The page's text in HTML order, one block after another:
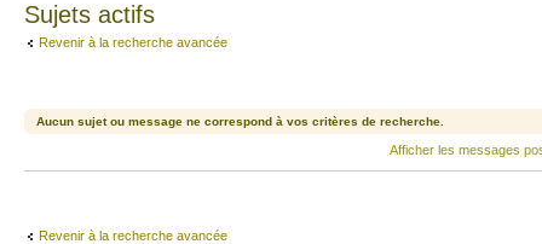
Sujets actifs
Revenir à la recherche avancée
Aucun sujet ou message ne correspond à vos critères de recherche.
Afficher les messages
Revenir à la recherche avancée